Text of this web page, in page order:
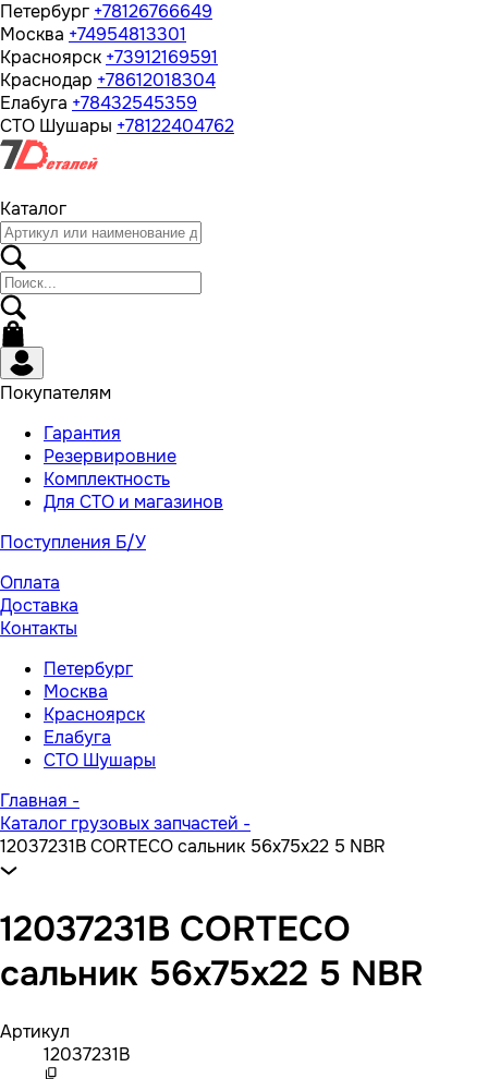
Петербург +78126766649
Москва +74954813301
Красноярск +73912169591
Краснодар +78612018304
Елабуга +78432545359
СТО Шушары +78122404762
Каталог
Покупателям
Гарантия
Резервировние
Комплектность
Для СТО и магазинов
Поступления Б/У
Оплата
Доставка
Контакты
Петербург
Москва
Красноярск
Елабуга
СТО Шушары
Главная -
Каталог грузовых запчастей -
12037231B CORTECO сальник 56x75x22 5 NBR
12037231B CORTECO
сальник 56x75x22 5 NBR
Артикул
12037231B